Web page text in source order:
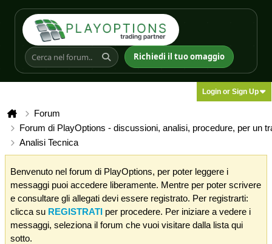
Richiedi il tuo omaggio
Login or Sign Up
Forum
Forum di PlayOptions - discussioni, analisi, procedure, per un
Analisi Tecnica
Benvenuto nel forum di PlayOptions, per poter leggere i
messaggi puoi accedere liberamente. Mentre per poter scrivere
e consultare gli allegati devi essere registrato. Per registrarti:
clicca su REGISTRATI per procedere. Per iniziare a vedere i
messaggi, seleziona il forum che vuoi visitare dalla lista qui
sotto.